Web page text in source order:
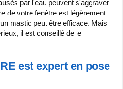
par l'eau peuvent s'aggraver
de votre fenêtre est légèrement
mastic peut être efficace. Mais,
il est conseillé de le
est expert en pose